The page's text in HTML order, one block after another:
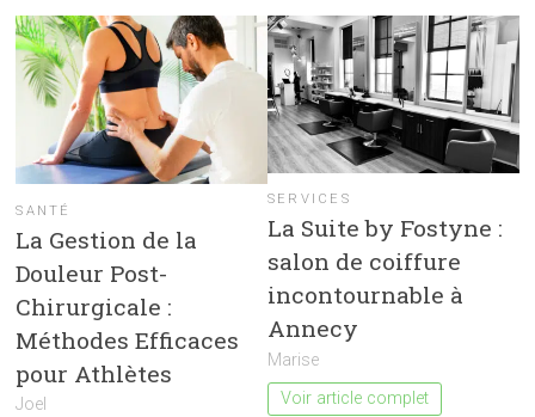
SANTÉ
La Gestion de la
Douleur Post-
Chirurgicale :
Méthodes Efficaces
pour Athlètes
Joel
SERVICES
La Suite by Fostyne :
salon de coiffure
incontournable à
Annecy
Marise
Voir article complet